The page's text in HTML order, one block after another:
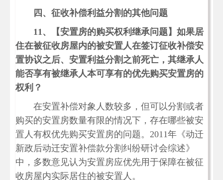
四、征收补偿利益分割的其他问题
11、
【安置房的购买权利继承问题】如果居
住在被征收房屋内的被安置人在签订征收补偿安
置协议之后、安置利益分割之前死亡，其继承人
能否享有被继承人本可享有的优先购买安置房的
权利？
在安置补偿对象人数较多，但可以分割或者
购买的安置房数量有限的情况下，存在哪些被安
置人有权优先购买安置房的问题。2011年《动迁
新政后动迁安置补偿款分割纠纷研讨会综述》
中，多数意见认为安置房应优先用于保障在被征
收房屋内实际居住的被安置人。